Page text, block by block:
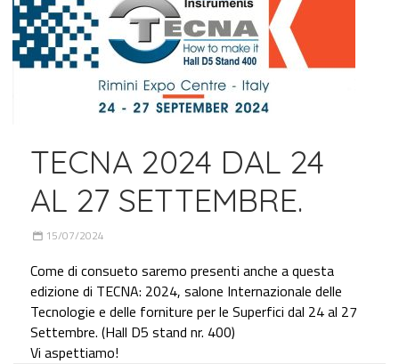
TECNA 2024 DAL 24
AL 27 SETTEMBRE.
15/07/2024
Come di consueto saremo presenti anche a questa
edizione di TECNA: 2024, salone Internazionale delle
Tecnologie e delle forniture per le Superfici dal 24 al 27
Settembre. (Hall D5 stand nr. 400)
Vi aspettiamo!